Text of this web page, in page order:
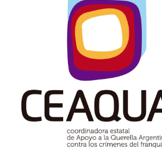
(699)
(607)
neofranquismo
(567)
Justicia Universal
Derechos Humanos
(522)
Nacionalcatolicismo
(514)